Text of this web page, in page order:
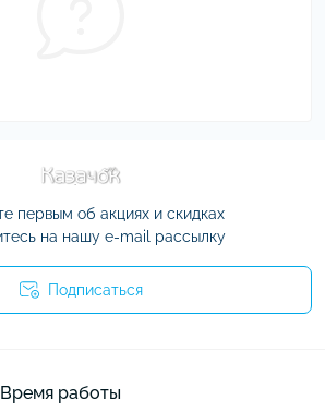
первым об акциях и скидках
на нашу e-mail рассылку
Подписаться
Время работы